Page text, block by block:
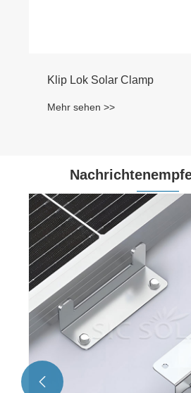
Klip Lok Solar Clamp
Mehr sehen >>
